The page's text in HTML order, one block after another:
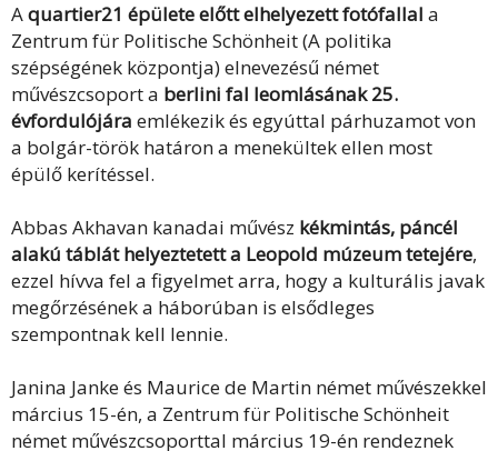
Aquartier21 épülete előtt elhelyezett fotófallal a
Zentrum für Politische Schönheit (A politika
szépségének központja) elnevezésű német
művészcsoport a berlini fal leomlásának 25.
évfordulójára emlékezik és egyúttal párhuzamot von
a bolgár-török határon a menekültek ellen most
épülő kerítéssel.
Abbas Akhavan kanadai művész kékmintás, páncél
alakú táblát helyeztetett a Leopold múzeum tetejére,
ezzel hívva fel a figyelmet arra, hogy a kulturális javak
megőrzésének a háborúban is elsődleges
szempontnak kell lennie.
Janina Janke és Maurice de Martin német művészekkel
március 15-én, a Zentrum für Politische Schönheit
német művészcsoporttal március 19-én rendeznek